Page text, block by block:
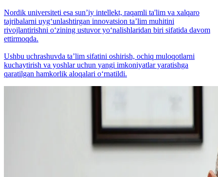
Nordik universiteti esa sunʼiy intellekt, raqamli ta'lim va xalqaro
tajribalarni uyg‘unlashtirgan innovatsion taʼlim muhitini
rivojlantirishni o‘zining ustuvor yo‘nalishlaridan biri sifatida davom
ettirmoqda.
Ushbu uchrashuvda taʼlim sifatini oshirish, ochiq muloqotlarni
kuchaytirish va yoshlar uchun yangi imkoniyatlar yaratishga
qaratilgan hamkorlik aloqalari o‘rnatildi.